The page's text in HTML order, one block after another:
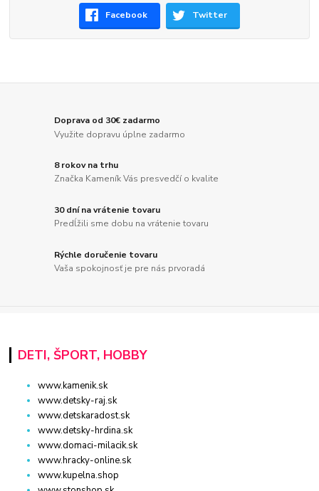
Facebook Twitter
Doprava od 30€ zadarmo
Využite dopravu úplne zadarmo
8 rokov na trhu
Značka Kameník Vás presvedčí o kvalite
30 dní na vrátenie tovaru
Predĺžili sme dobu na vrátenie tovaru
Rýchle doručenie tovaru
Vaša spokojnosť je pre nás prvoradá
DETI, ŠPORT, HOBBY
www.kamenik.sk
www.detsky-raj.sk
www.detskaradost.sk
www.detsky-hrdina.sk
www.domaci-milacik.sk
www.hracky-online.sk
www.kupelna.shop